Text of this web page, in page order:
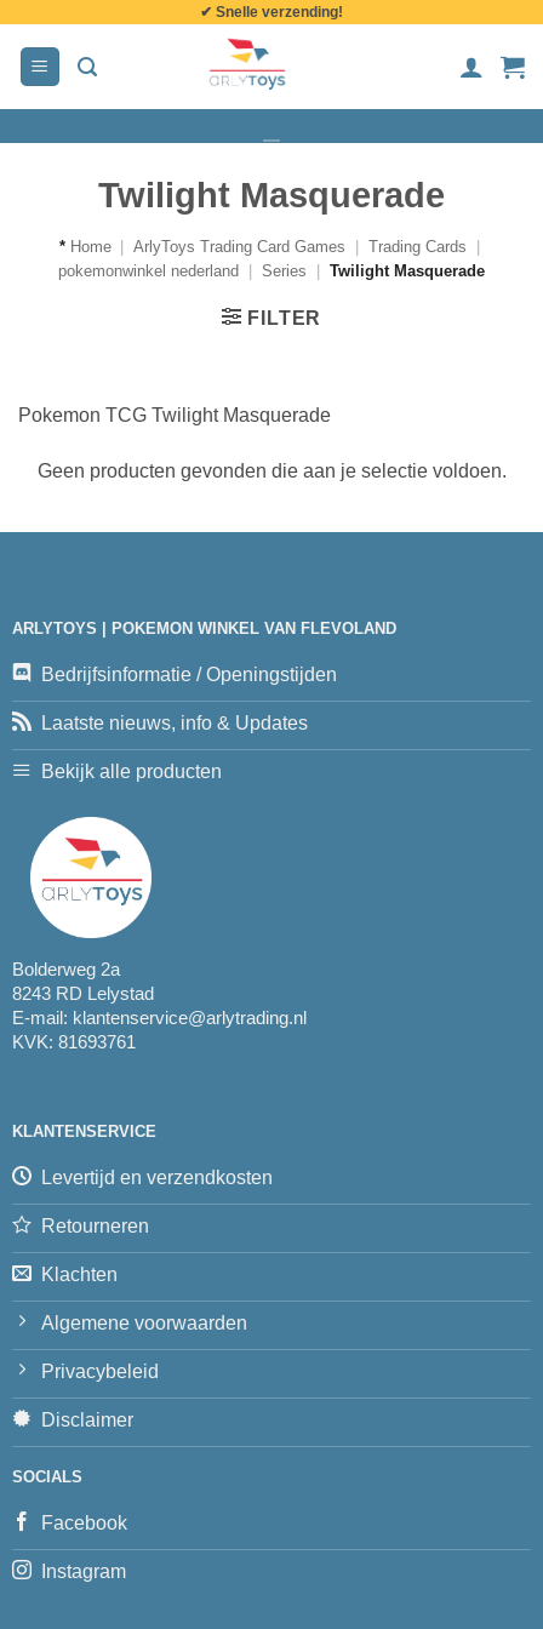
inhoud
✔ Snelle verzending!
Twilight Masquerade
* Home ArlyToys Trading Card Games Trading Cards
pokemonwinkel nederland
Series Twilight Masquerade
FILTER
Pokemon TCG Twilight Masquerade
Geen producten gevonden die aan je selectie voldoen.
ARLYTOYS | POKEMON WINKEL VAN FLEVOLAND
Bedrijfsinformatie / Openingstijden
Laatste nieuws, info & Updates
Bekijk alle producten
Bolderweg 2a
8243 RD Lelystad
E-mail: klantenservice@arlytrading.nl
KVK: 81693761
KLANTENSERVICE
Levertijd en verzendkosten
Retourneren
Klachten
Algemene voorwaarden
Privacybeleid
Disclaimer
SOCIALS
Facebook
Instagram